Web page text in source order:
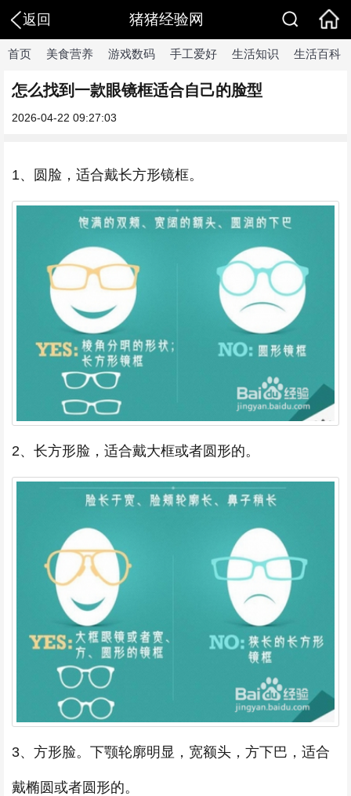
返回 猪猪经验网
首页 美食营养 游戏数码 手工爱好 生活知识 生活百科
怎么找到一款眼镜框适合自己的脸型
2026-04-22 09:27:03
1、圆脸，适合戴长方形镜框。
2、长方形脸，适合戴大框或者圆形的。
3、方形脸。下颚轮廓明显，宽额头，方下巴，适合
戴椭圆或者圆形的。